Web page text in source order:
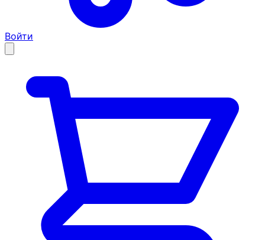
Войти